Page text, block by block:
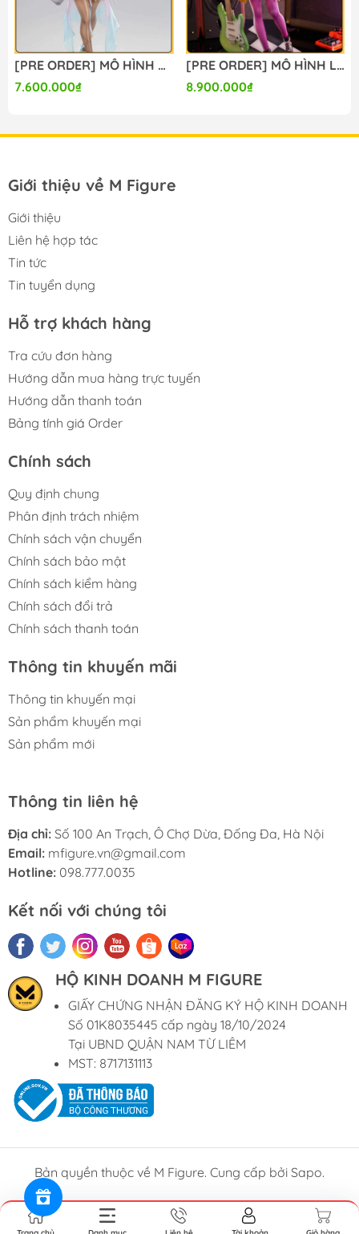
[PRE ORDER] MÔ HÌNH Bunny Suit Planning - Sophia F. Shirring - 1/6 - Sister Ver., Bright Edition (Magi Arts) FIGURE CHÍNH HÃNG
7.600.000₫
[PRE ORDER] MÔ HÌNH Limelight Lemonade Jam - Harumi Ena - 1/3.5 (Alice Glint) FIGURE CHÍNH HÃNG
8.900.000₫
Giới thiệu về M Figure
Giới thiệu
Liên hệ hợp tác
Tin tức
Tin tuyển dụng
Hỗ trợ khách hàng
Tra cứu đơn hàng
Hướng dẫn mua hàng trực tuyến
Hướng dẫn thanh toán
Bảng tính giá Order
Chính sách
Quy định chung
Phân định trách nhiệm
Chính sách vận chuyển
Chính sách bảo mật
Chính sách kiểm hàng
Chính sách đổi trả
Chính sách thanh toán
Thông tin khuyến mãi
Thông tin khuyến mại
Sản phẩm khuyến mại
Sản phẩm mới
Thông tin liên hệ
Địa chỉ: Số 100 An Trạch, Ô Chợ Dừa, Đống Đa, Hà Nội
Email: mfigure.vn@gmail.com
Hotline: 098.777.0035
Kết nối với chúng tôi
HỘ KINH DOANH M FIGURE
GIẤY CHỨNG NHẬN ĐĂNG KÝ HỘ KINH DOANH
Số 01K8035445 cấp ngày 18/10/2024
Tại UBND QUẬN NAM TỪ LIÊM
MST: 8717131113
Bản quyền thuộc về M Figure. Cung cấp bởi Sapo.